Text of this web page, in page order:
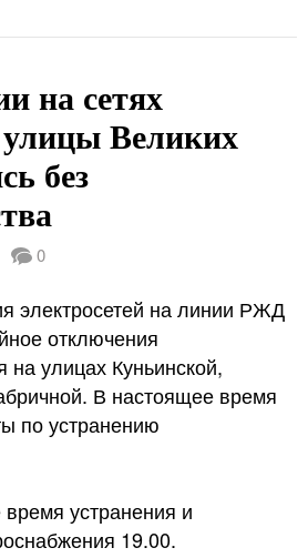
на сетях
Великих
без
0
электросетей на линии РЖД
отключения
на улицах Куньинской,
В настоящее время
по устранению
устранения и
19.00.